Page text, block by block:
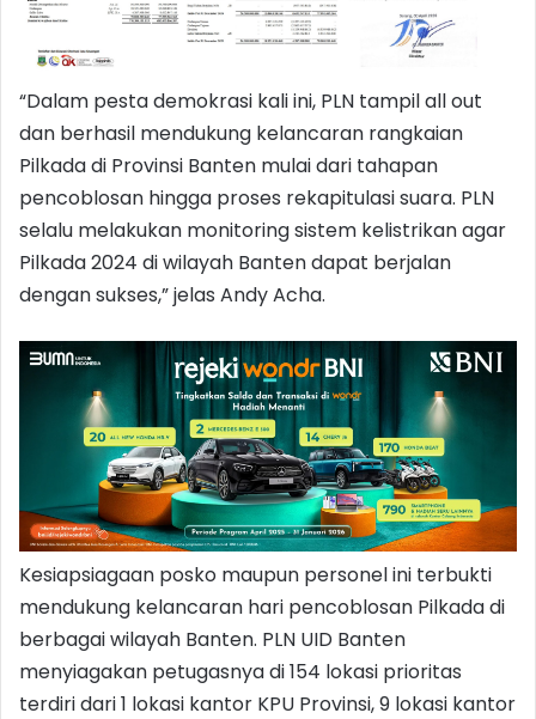
“Dalam pesta demokrasi kali ini, PLN tampil all out
dan berhasil mendukung kelancaran rangkaian
Pilkada di Provinsi Banten mulai dari tahapan
pencoblosan hingga proses rekapitulasi suara. PLN
selalu melakukan monitoring sistem kelistrikan agar
Pilkada 2024 di wilayah Banten dapat berjalan
dengan sukses,” jelas Andy Acha.
Kesiapsiagaan posko maupun personel ini terbukti
mendukung kelancaran hari pencoblosan Pilkada di
berbagai wilayah Banten. PLN UID Banten
menyiagakan petugasnya di 154 lokasi prioritas
terdiri dari 1 lokasi kantor KPU Provinsi, 9 lokasi kantor